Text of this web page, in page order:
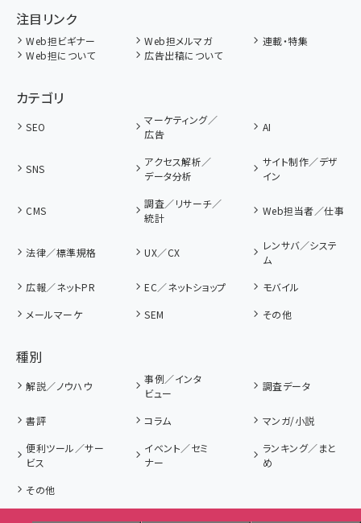
注目リンク
Web担ビギナー Web担メルマガ
連載・特集
Web担について
広告出稿について
カテゴリ
SEO
マーケティング／
広告
AI
SNS
アクセス解析／
データ分析
サイト制作／デザ
イン
CMS
調査／リサーチ／
統計
Web担当者／仕事
法律／標準規格 UX／CX
レンサバ／システ
ム
広報／ネットPR
EC／ネットショップ
モバイル
メールマーケ
SEM その他
種別
解説／ノウハウ
事例／インタ
ビュー
調査データ
書評 コラム
マンガ/小説
便利ツール／サー
ビス
イベント／セミ
ナー
ランキング／まと
め
その他